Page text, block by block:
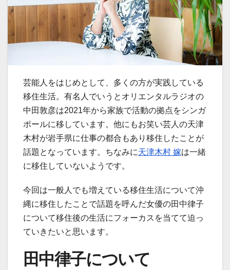
芸能人をはじめとして、多くの方が実践している
移住生活。有名人でいうとオリエンタルラジオの
中田敦彦は2021年から家族で活動の拠点をシンガ
ポールに移しています。他にもお笑い芸人の天津
木村が岩手県に仕事の都合もあり移住したことが
話題となっています。ちなみに天津木村 嫁は一緒
に移住していないようです。
今回は一般人でも増えている移住生活について沖
縄に移住したことで話題を呼んだ女優の田中律子
について移住後の生活にフォーカスを当てて迫っ
ていきたいと思います。
田中律子について